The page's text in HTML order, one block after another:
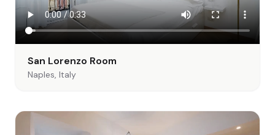
San Lorenzo Room
Naples, Italy